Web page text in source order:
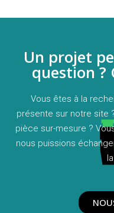
Un projet
question ?
Vous êtes à la
présente sur notre site
pièce sur-mesure ?
nous puissions